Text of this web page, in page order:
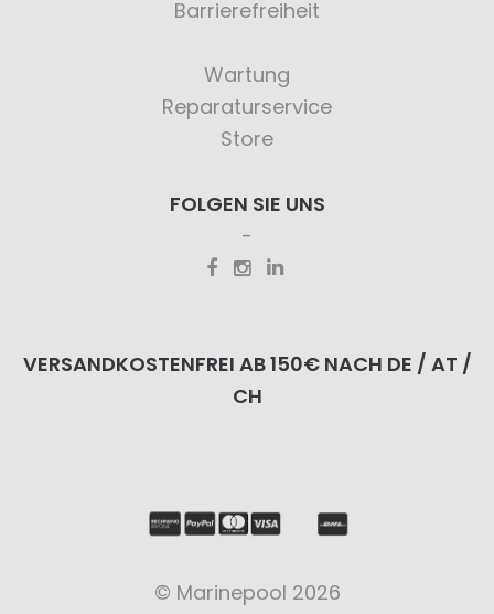
Barrierefreiheit
Wartung
Reparaturservice
Store
FOLGEN SIE UNS
VERSANDKOSTENFREI AB 150€ NACH DE / AT /
CH
© Marinepool 2026